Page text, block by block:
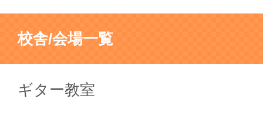
校舎/会場一覧
ギター教室